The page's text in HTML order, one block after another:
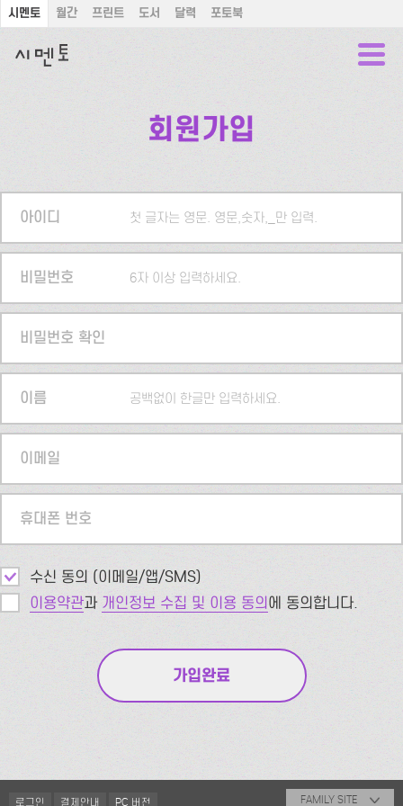
시멘토 월간 프린트 도서 달력 포토북
회원가입
아이디 첫 글자는 영문. 영문,숫자,_만 입력.
비밀번호 6자 이상 입력하세요.
비밀번호 확인
이름 공백없이 한글만 입력하세요.
이메일
휴대폰 번호
수신 동의 (이메일/앱/SMS)
이용약관과 개인정보 수집 및 이용 동의에 동의합니다.
로그인 결제안내 PC 버전 FAMILY SITE